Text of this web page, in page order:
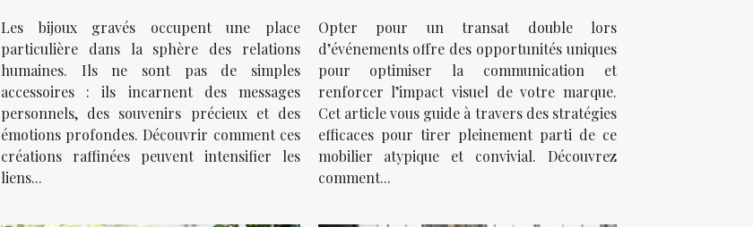
Les bijoux gravés occupent une place
particulière dans la sphère des relations
humaines. Ils ne sont pas de simples
accessoires : ils incarnent des messages
personnels, des souvenirs précieux et des
émotions profondes. Découvrir comment ces
créations raffinées peuvent intensifier les
liens...
Opter pour un transat double lors
d’événements offre des opportunités uniques
pour optimiser la communication et
renforcer l’impact visuel de votre marque.
Cet article vous guide à travers des stratégies
efficaces pour tirer pleinement parti de ce
mobilier atypique et convivial. Découvrez
comment...